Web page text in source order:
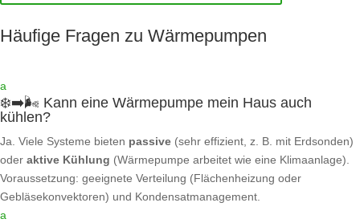
Häufige Fragen zu Wärmepumpen
a
❄️➡️🌬️ Kann eine Wärmepumpe mein Haus auch
kühlen?
Ja. Viele Systeme bieten passive (sehr effizient, z. B. mit Erdsonden)
oder aktive Kühlung (Wärmepumpe arbeitet wie eine Klimaanlage).
Voraussetzung: geeignete Verteilung (Flächenheizung oder
Gebläsekonvektoren) und Kondensatmanagement.
a